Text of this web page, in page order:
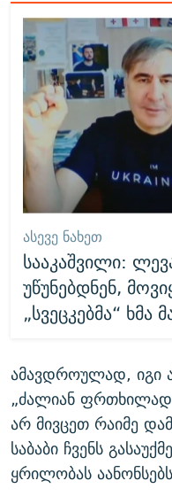
ᲐᲡᲔᲕᲔ ᲜᲐᲮᲔᲗ
სააკაშვილი:
უწუნებდნენ,
„სვეცკებმა“ ხმა
ამავდროულად, იგი
„ძალიან ფრთხილად
არ მივცეთ რაიმე
საბაბი ჩვენს
ყრილობას